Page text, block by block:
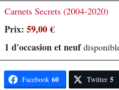
Carnets Secrets (2004-2020)
Prix: 59,00 €
1 d'occasion et neuf
Facebook 60 Twitter 5